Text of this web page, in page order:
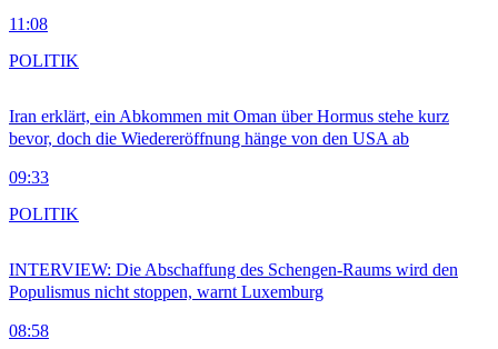
11:08
Iran erklärt, ein Abkommen mit Oman über Hormus stehe kurz
bevor, doch die Wiedereröffnung hänge von den USA ab
09:33
POLITIK
INTERVIEW: Die Abschaffung des Schengen-Raums wird den
Populismus nicht stoppen, warnt Luxemburg
08:58
POLITIK